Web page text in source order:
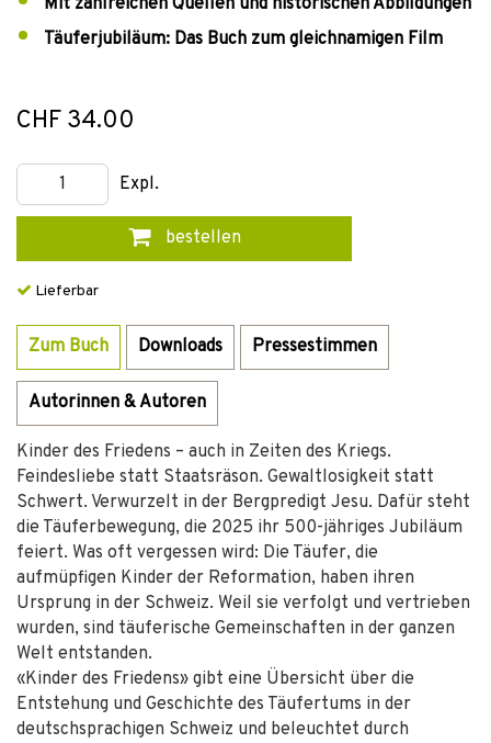
Mit zahlreichen Quellen und historischen Abbildungen
Täuferjubiläum: Das Buch zum gleichnamigen Film
CHF 34.00
Expl.
bestellen
Lieferbar
Zum Buch Downloads Pressestimmen
Autorinnen & Autoren
Kinder des Friedens – auch in Zeiten des Kriegs.
Feindesliebe statt Staatsräson. Gewaltlosigkeit statt
Schwert. Verwurzelt in der Bergpredigt Jesu. Dafür steht
die Täuferbewegung, die 2025 ihr 500-jähriges Jubiläum
feiert. Was oft vergessen wird: Die Täufer, die
aufmüpfigen Kinder der Reformation, haben ihren
Ursprung in der Schweiz. Weil sie verfolgt und vertrieben
wurden, sind täuferische Gemeinschaften in der ganzen
Welt entstanden.
«Kinder des Friedens» gibt eine Übersicht über die
Entstehung und Geschichte des Täufertums in der
deutschsprachigen Schweiz und beleuchtet durch